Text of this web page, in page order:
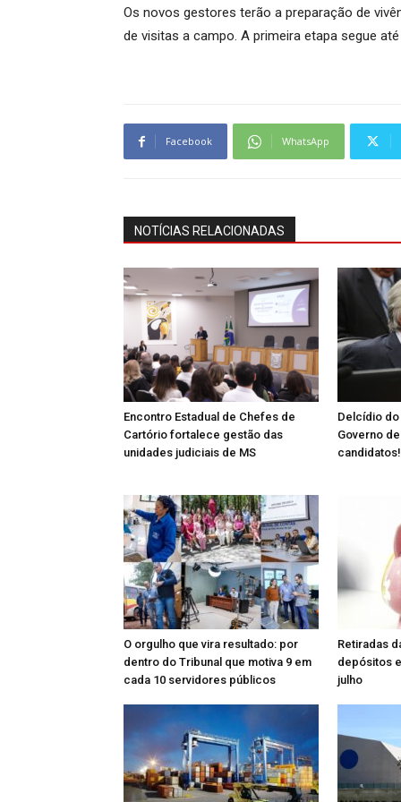
Os novos gestores terão a preparação de
de visitas a campo. A primeira etapa segue
Facebook WhatsApp
NOTÍCIAS RELACIONADAS
Encontro Estadual de Chefes de
Cartório fortalece gestão das
unidades judiciais de MS
Delcídio do
Governo
candidatos!
O orgulho que vira resultado: por
dentro do Tribunal que motiva 9 em
cada 10 servidores públicos
Retiradas
depósitos
julho